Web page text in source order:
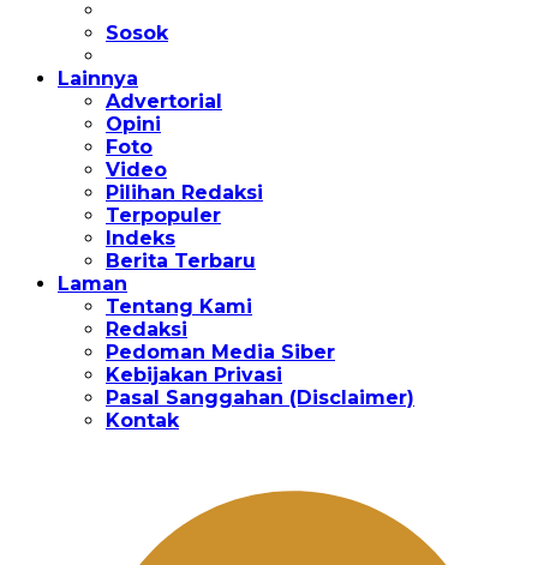
Sosok
Lainnya
Advertorial
Opini
Foto
Video
Pilihan Redaksi
Terpopuler
Indeks
Berita Terbaru
Laman
Tentang Kami
Redaksi
Pedoman Media Siber
Kebijakan Privasi
Pasal Sanggahan (Disclaimer)
Kontak